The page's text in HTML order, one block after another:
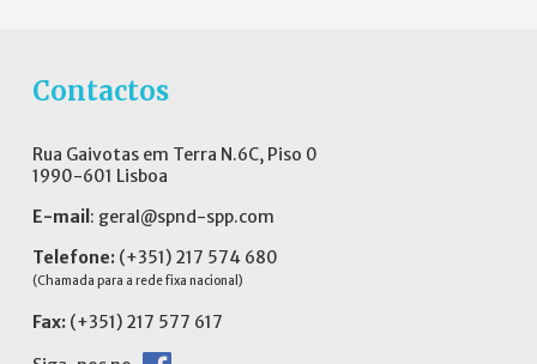
Contactos
Rua Gaivotas em Terra N.6C, Piso 0
1990-601 Lisboa
E-mail : geral@spnd-spp.com
Telefone: (+351) 217 574 680
(Chamada para a rede fixa nacional)
Fax: (+351) 217 577 617